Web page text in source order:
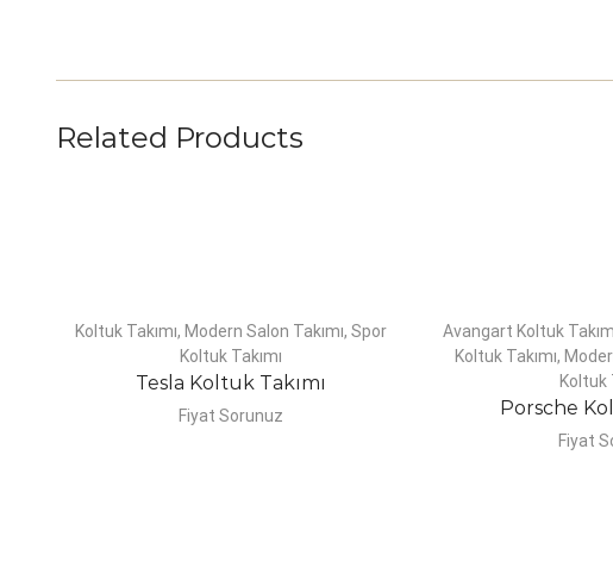
Related Products
Koltuk Takımı,Modern Salon Takımı,Spor
Koltuk Takımı
Tesla Koltuk Takımı
Fiyat Sorunuz
Avangart Koltuk
Koltuk Takımı,
Koltuk
Porsche
Fiyat